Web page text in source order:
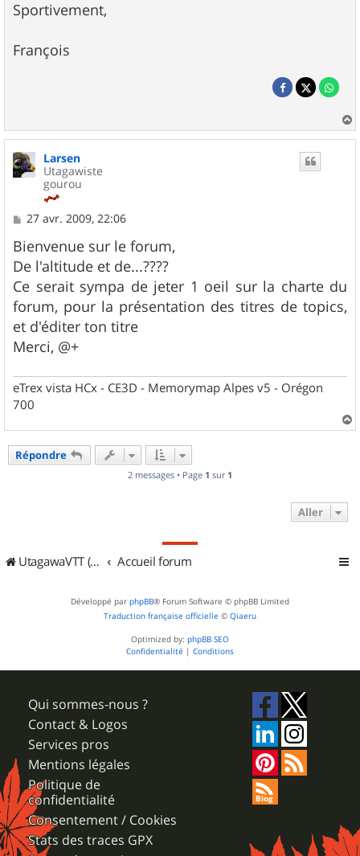
Sportivement,
François
a
Larsen
Utagawiste
gourou
M
s
s
a
g
e
27 avr. 2009, 22:06
Bienvenue sur le forum,
De l'altitude et de...????
Ce serait sympa de jeter 1 oeil sur la charte du
forum, pour la présentation des titres de topics,
et d'éditer ton titre
Merci, @+
eTrex vista HCx - CE3D - Memorymap Alpes v5 - Orégon
700
a
Répondre
2 messages • Page 1 sur 1
Aller
UtagawaVTT (Randos VTT et VTTAE avec traces GPS) Accueil forum
Développé par phpBB® Forum Software © phpBB Limited
Traduction française officielle © Qiaeru
Optimized by: phpBB SEO
Confidentialité | Conditions
Qui sommes-nous ?
Contact & Logos
Services pros
Mentions légales
Politique de
confidentialité
Consentement / Cookies
Stats des traces GPX